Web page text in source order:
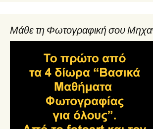
Μάθε τη Φωτογραφική σου